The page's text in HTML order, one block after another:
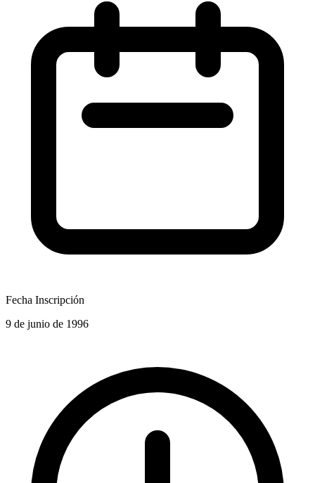
Fecha Inscripción
9 de junio de 1996